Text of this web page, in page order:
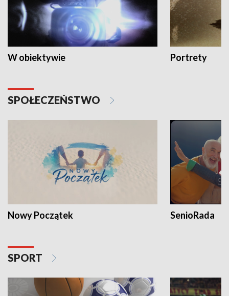
W obiektywie Portrety
SPOŁECZEŃSTWO
Nowy Początek SenioRada
SPORT